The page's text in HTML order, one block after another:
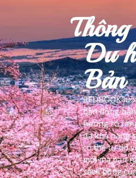
Du
Bản
REDBOOK
bạn đồng
hướng rõ
đa khả năng
có thể tự tin
mới mà bạn
sách hồng